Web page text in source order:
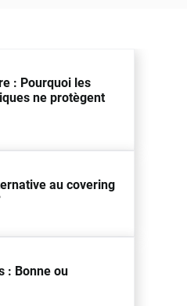
: Pourquoi les
ne protègent
au covering
: Bonne ou